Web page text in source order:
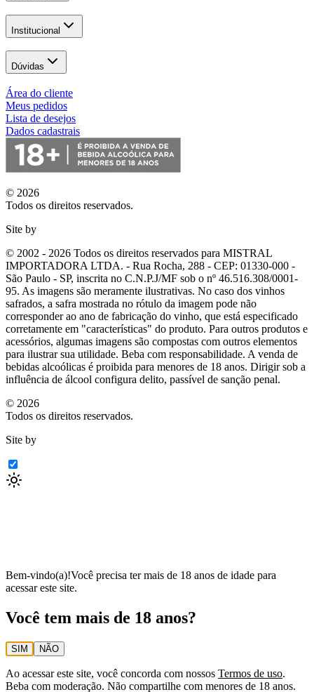
Institucional
Dúvidas
Área do cliente
Meus pedidos
Lista de desejos
Dados cadastrais
© 2026
Todos os direitos reservados.
Site by
© 2002 - 2026 Todos os direitos reservados para MISTRAL
IMPORTADORA LTDA. - Rua Rocha, 288 - CEP: 01330-000 -
São Paulo - SP, inscrita no C.N.P.J/MF sob o nº 46.516.308/0001-
95. As imagens são meramente ilustrativas. No caso dos vinhos
safrados, a safra mostrada no rótulo da imagem pode não
corresponder ao ano de fabricação do vinho, que está especificado
corretamente em "características" do produto. Para outros produtos e
acessórios, algumas imagens são compostas com outros elementos
para ilustrar sua utilidade. Beba com responsabilidade. A venda de
bebidas alcoólicas é proibida para menores de 18 anos. Dirigir sob a
influência de álcool configura delito, passível de sanção penal.
© 2026
Todos os direitos reservados.
Site by
Bem-vindo(a)!Você precisa ter mais de 18 anos de idade para
acessar este site.
Você tem mais de 18 anos?
SIM NÃO
Ao acessar este site, você concorda com nossos Termos de uso.
Beba com moderação. Não compartilhe com menores de 18 anos.